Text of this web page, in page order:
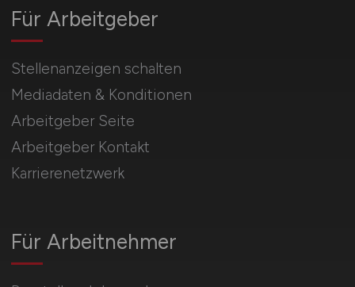
Für Arbeitnehmer
Für Arbeitgeber
Stellenanzeigen schalten
Mediadaten & Konditionen
Arbeitgeber Seite
Arbeitgeber Kontakt
Karrierenetzwerk